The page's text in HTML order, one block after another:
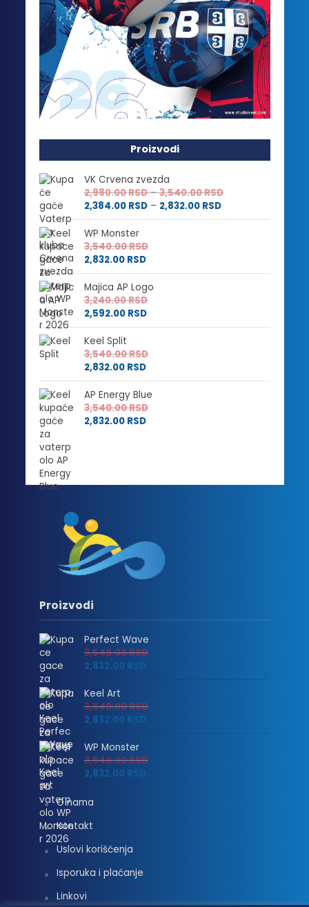
Proizvodi
VK Crvena zvezda
2,980.00RSD – 3,540.00RSDRaspon
od
2,384.00 RSD – 2,832.00 RSDRaspon
cena:
2,832.00 RSD
WP Monster
3,540.00RSD
2,832.00 RSD
Majica AP Logo
3,240.00RSD
2,592.00 RSD
Keel Split
3,540.00RSD
2,832.00 RSD
AP Energy Blue
3,540.00RSD
2,832.00 RSD
Proizvodi
Perfect Wave
3,540.00RSD
2,832.00 RSD
Keel Art
3,540.00RSD
2,832.00 RSD
WP Monster
3,540.00RSD
2,832.00 RSD
O nama
Kontakt
Uslovi korišćenja
Isporuka i plaćanje
Linkovi